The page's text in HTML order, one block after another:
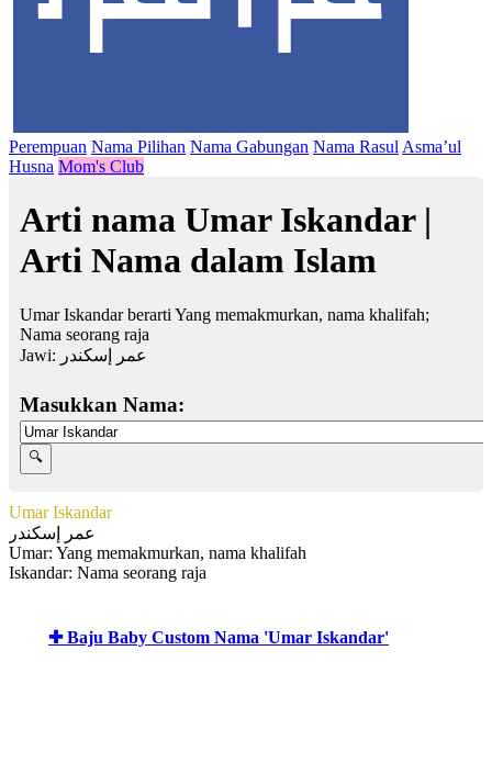
Perempuan Nama Pilihan Nama Gabungan Nama Rasul Asma’ul
Husna Mom's Club
Arti nama Umar Iskandar |
Arti Nama dalam Islam
Umar Iskandar berarti Yang memakmurkan, nama khalifah;
Nama seorang raja
Jawi: عمر إسكندر
Masukkan Nama:
Umar Iskandar
عمر إسكندر
Umar: Yang memakmurkan, nama khalifah
Iskandar: Nama seorang raja
✚ Baju Baby Custom Nama 'Umar Iskandar'